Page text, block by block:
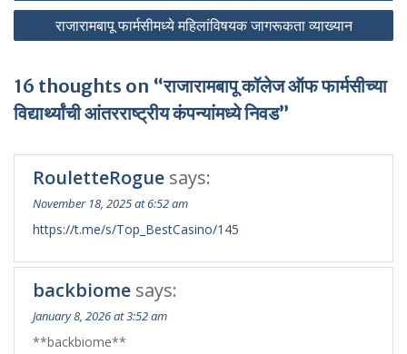
राजारामबापू फार्मसीमध्ये महिलांविषयक जागरूकता व्याख्यान
16 thoughts on “राजारामबापू कॉलेज ऑफ फार्मसीच्या
विद्यार्थ्यांची आंतरराष्ट्रीय कंपन्यांमध्ये निवड”
RouletteRogue says:
November 18, 2025 at 6:52 am
https://t.me/s/Top_BestCasino/145
backbiome says:
January 8, 2026 at 3:52 am
**backbiome**